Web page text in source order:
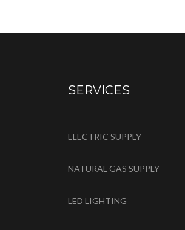
SERVICES
ELECTRIC SUPPLY
NATURAL GAS SUPPLY
LED LIGHTING